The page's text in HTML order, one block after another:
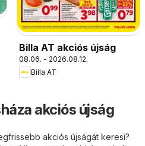
Billa AT akciós újság
08.06. - 2026.08.12.
Billa AT
akciós újság
akciós újságát keresi?